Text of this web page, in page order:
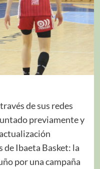
de sus redes
previamente y
de Ibaeta Basket: la
por una campaña